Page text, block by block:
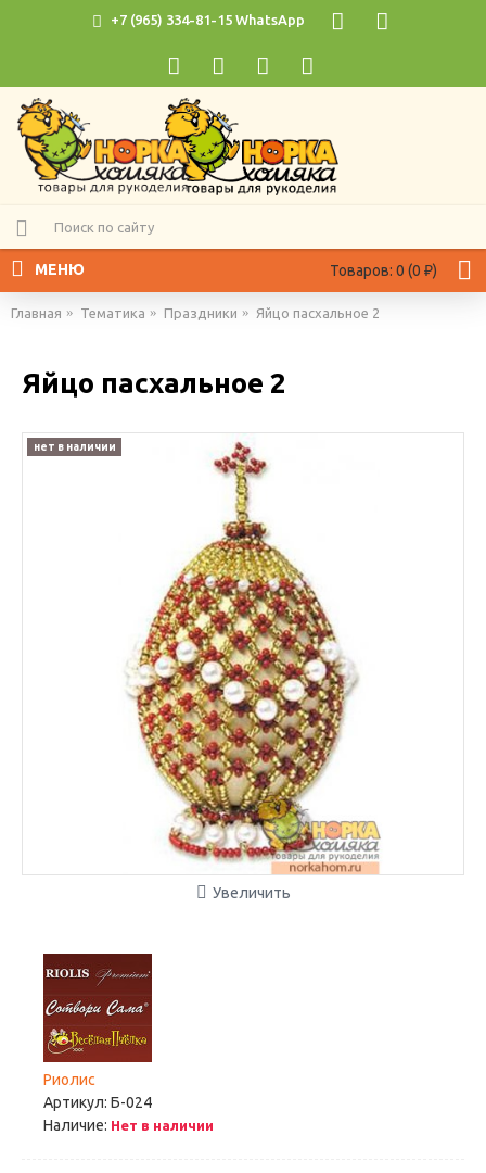
+7 (965) 334-81-15 WhatsApp
Товаров: 0 (0 ₽)
МЕНЮ
Главная Тематика Праздники Яйцо пасхальное 2
Яйцо пасхальное 2
нет в наличии
Увеличить
Риолис
Артикул: Б-024
Наличие: Нет в наличии